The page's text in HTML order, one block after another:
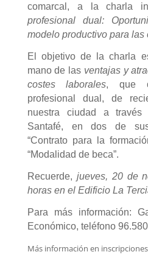
comarcal, a la charla
profesional dual:
modelo productivo para las
El objetivo de la charla
mano de las ventajas y
costes laborales, que
profesional dual, de
nuestra ciudad a través
Santafé, en dos de
“Contrato para la
“Modalidad de beca”.
Recuerde, jueves, 20 de
horas en el Edificio La
Para más información:
Económico, teléfono
Más información en inscripciones